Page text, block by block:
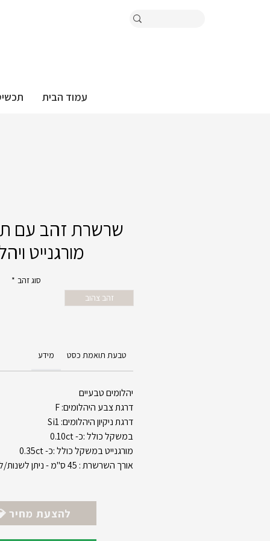
עמוד הבית
שרשרת זהב עם
מורגנייט
סוג זהב *
זהב צהוב
מידע טבעת תואמת כסט
יהלומים טבעיים
דרגת צבע היהלומים: F
דרגת ניקיון היהלומים: Si1
במשקל כולל :כ- 0.10ct
מורגנייט במשקל כולל :כ- 0.35ct
אורך השרשרת : 45 ס"מ - ניתן לשנות/לשדרג לאחר ההזמנה.
💎 להצעת מחיר